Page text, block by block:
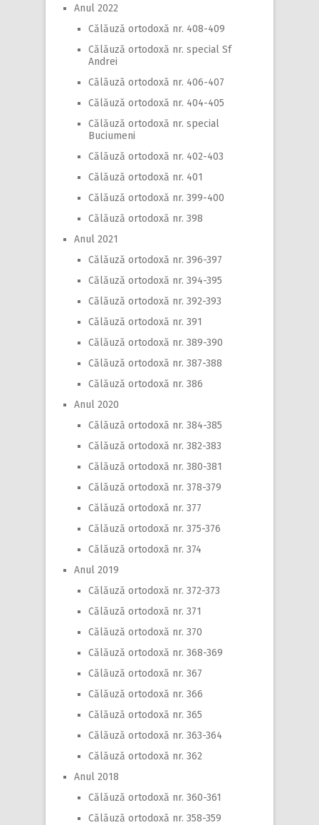
Anul 2022
Călăuză ortodoxă nr. 408-409
Călăuză ortodoxă nr. special Sf
Andrei
Călăuză ortodoxă nr. 406-407
Călăuză ortodoxă nr. 404-405
Călăuză ortodoxă nr. special
Buciumeni
Călăuză ortodoxă nr. 402-403
Călăuză ortodoxă nr. 401
Călăuză ortodoxă nr. 399-400
Călăuză ortodoxă nr. 398
Anul 2021
Călăuză ortodoxă nr. 396-397
Călăuză ortodoxă nr. 394-395
Călăuză ortodoxă nr. 392-393
Călăuză ortodoxă nr. 391
Călăuză ortodoxă nr. 389-390
Călăuză ortodoxă nr. 387-388
Călăuză ortodoxă nr. 386
Anul 2020
Călăuză ortodoxă nr. 384-385
Călăuză ortodoxă nr. 382-383
Călăuză ortodoxă nr. 380-381
Călăuză ortodoxă nr. 378-379
Călăuză ortodoxă nr. 377
Călăuză ortodoxă nr. 375-376
Călăuză ortodoxă nr. 374
Anul 2019
Călăuză ortodoxă nr. 372-373
Călăuză ortodoxă nr. 371
Călăuză ortodoxă nr. 370
Călăuză ortodoxă nr. 368-369
Călăuză ortodoxă nr. 367
Călăuză ortodoxă nr. 366
Călăuză ortodoxă nr. 365
Călăuză ortodoxă nr. 363-364
Călăuză ortodoxă nr. 362
Anul 2018
Călăuză ortodoxă nr. 360-361
Călăuză ortodoxă nr. 358-359